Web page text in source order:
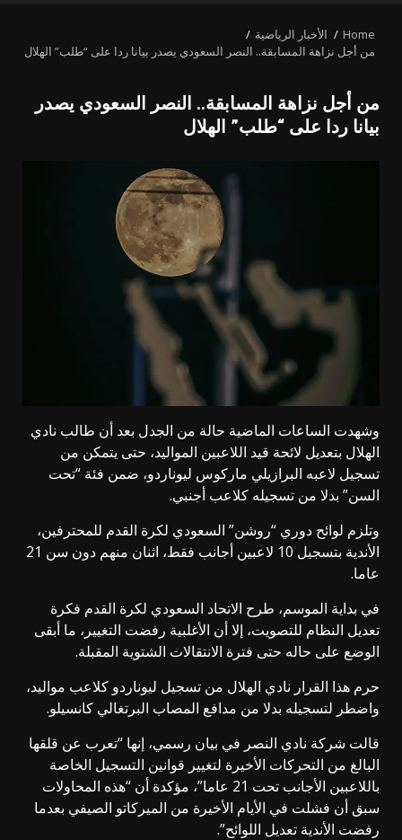
Home
الأخبار الرياضية
من أجل نزاهة المسابقة.. النصر السعودي يصدر بيانا ردا على “طلب” الهلال
من أجل نزاهة المسابقة.. النصر السعودي يصدر
بيانا ردا على “طلب” الهلال
وشهدت الساعات الماضية حالة من الجدل بعد أن طالب نادي
الهلال بتعديل لائحة قيد اللاعبين المواليد، حتى يتمكن من
تسجيل لاعبه البرازيلي ماركوس ليوناردو، ضمن فئة “تحت
السن” بدلا من تسجيله كلاعب أجنبي.
وتلزم لوائح دوري “روشن” السعودي لكرة القدم للمحترفين،
الأندية بتسجيل 10 لاعبين أجانب فقط، اثنان منهم دون سن 21
عاما.
في بداية الموسم، طرح الاتحاد السعودي لكرة القدم فكرة
تعديل النظام للتصويت، إلا أن الأغلبية رفضت التغيير، ما أبقى
الوضع على حاله حتى فترة الانتقالات الشتوية المقبلة.
حرم هذا القرار نادي الهلال من تسجيل ليوناردو كلاعب مواليد،
واضطر لتسجيله بدلا من مدافع المصاب البرتغالي كانسيلو.
قالت شركة نادي النصر في بيان رسمي، إنها “تعرب عن قلقها
البالغ من التحركات الأخيرة لتغيير قوانين التسجيل الخاصة
باللاعبين الأجانب تحت 21 عاما”، مؤكدة أن “هذه المحاولات
سبق أن فشلت في الأيام الأخيرة من الميركاتو الصيفي بعدما
رفضت الأندية تعديل اللوائح”.